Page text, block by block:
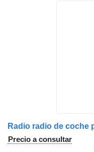
Precio a consultar